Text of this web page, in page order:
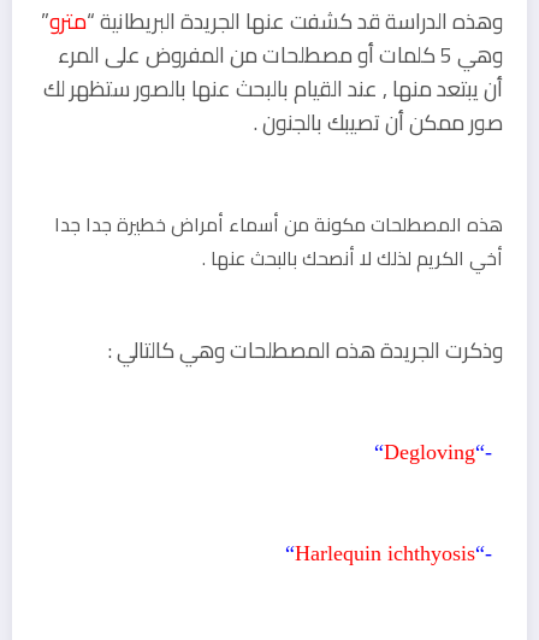
وهذه الدراسة قد كشفت عنها الجريدة البريطانية “مترو”
وهي 5 كلمات أو مصطلحات من المفروض على المرء
أن يبتعد منها , عند القيام بالبحث عنها بالصور ستظهر لك
صور ممكن أن تصيبك بالجنون .
هذه المصطلحات مكونة من أسماء أمراض خطيرة جدا جدا
أخي الكريم لذلك لا أنصحك بالبحث عنها .
وذكرت الجريدة هذه المصطلحات وهي كالتالي :
Degloving
“
Harlequin ichthyosis
“